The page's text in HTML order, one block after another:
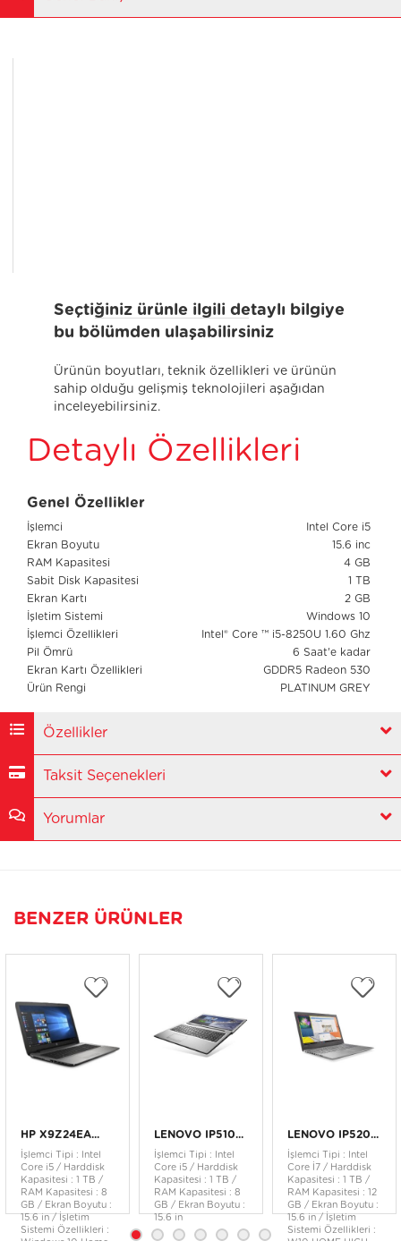
Seçtiğiniz ürünle ilgili detaylı bilgiye
bu bölümden ulaşabilirsiniz
Ürünün boyutları, teknik özellikleri ve ürünün
sahip olduğu gelişmiş teknolojileri aşağıdan
inceleyebilirsiniz.
Detaylı Özellikleri
Genel Özellikler
İşlemci
Intel Core i5
Ekran Boyutu
15.6 inc
RAM Kapasitesi
4 GB
Sabit Disk Kapasitesi
1 TB
Ekran Kartı
2 GB
İşletim Sistemi
Windows 10
İşlemci Özellikleri
Intel® Core ™ i5-8250U 1.60 Ghz
Pil Ömrü
6 Saat'e kadar
Ekran Kartı Özellikleri
GDDR5 Radeon 530
Ürün Rengi
PLATINUM GREY
Özellikler
Taksit Seçenekleri
Yorumlar
BENZER ÜRÜNLER
HP X9Z24EA...
İşlemci Tipi : Intel
Core i5 / Harddisk
Kapasitesi : 1 TB /
RAM Kapasitesi : 8
GB / Ekran Boyutu :
15.6 in / İşletim
Sistemi Özellikleri :
Windows 10 Home
LENOVO IP510...
İşlemci Tipi : Intel
Core i5 / Harddisk
Kapasitesi : 1 TB /
RAM Kapasitesi : 8
GB / Ekran Boyutu :
15.6 in
LENOVO IP520...
İşlemci Tipi : Intel
Core İ7 / Harddisk
Kapasitesi : 1 TB /
RAM Kapasitesi : 12
GB / Ekran Boyutu :
15.6 in / İşletim
Sistemi Özellikleri :
W10 HOME HIGH